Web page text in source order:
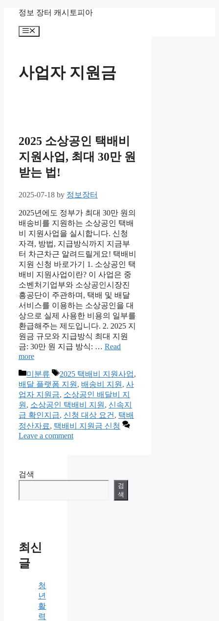
content
정보 장터 캐시토피아
Menu
사업자 지원금
2025 소상공인 택배비
지원사업, 최대 30만 원
받는 법!
2025-07-18 by 정보장터
2025년에도 정부가 최대 30만 원의
배송비를 지원하는 소상공인 택배
비 지원사업을 실시합니다. 신청
자격, 방법, 지급방식까지 지금부
터 차근차근 알려드릴게요! 택배비
지원 신청 바로가기 1. 소상공인 택
배비 지원사업이란? 이 사업은 중
소벤처기업부와 소상공인시장진
흥공단이 주관하며, 택배 및 배달
서비스를 이용하는 소상공인을 대
상으로 실제 사용한 비용의 일부를
환급해주는 제도입니다. 2. 2025 지
원금 규모와 지급방식 최대 지원
금: 30만 원 지급 방식: … Read
more
Categories
미분류 Tags
2025 택배비 지원사업,
배달 플랫폼 지원 , 배송비 지원 , 사
업자 지원금, 소상공인 배달비 지
원 , 소상공인 택배비 지원 , 신속지
급 확인지급, 신청 대상 요건 , 택배
정산자료, 택배비 지원금 신청
Leave a comment
검색
검
색
최신
글
청
년
활
력